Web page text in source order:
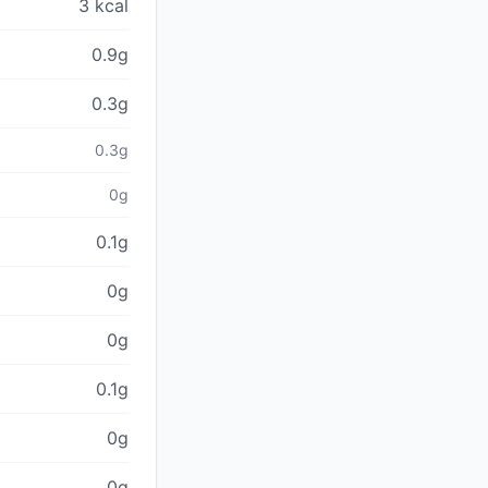
3 kcal
0.9g
0.3g
0.3g
0g
0.1g
0g
0g
0.1g
0g